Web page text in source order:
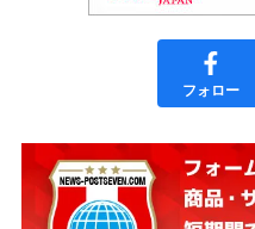
フォロー